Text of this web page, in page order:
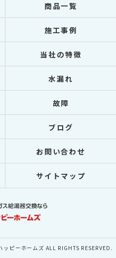
商品一覧
施工事例
当社の特徴
水漏れ
故障
ブログ
お問い合わせ
サイトマップ
ピーホームズ ALL RIGHTS RESERVED.